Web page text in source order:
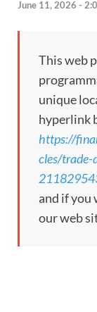
June 11, 2026 -
This web
unique
hyperlink
https://
cles/trade-
and if you
our web